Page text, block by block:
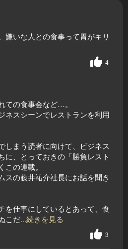
嫌いな人との食事って胃がキリ
4
ての食事会など…。
ネスシーンでレストランを利用
しまう読者に向けて、ビジネス
に、とっておきの「勝負レスト
の連載。
スの藤井祐介社長にお話を聞き
を仕事にしているとあって、食
こだ...続きを見る
3